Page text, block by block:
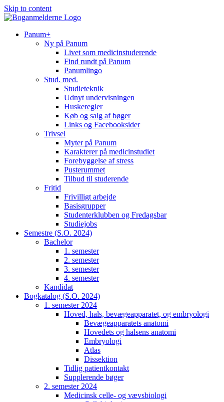
Skip to content
Panum+
Ny på Panum
Livet som medicinstuderende
Find rundt på Panum
Panumlingo
Stud. med.
Studieteknik
Udnyt undervisningen
Huskeregler
Køb og salg af bøger
Links og Facebooksider
Trivsel
Myter på Panum
Karakterer på medicinstudiet
Forebyggelse af stress
Pusterummet
Tilbud til studerende
Fritid
Frivilligt arbejde
Basisgrupper
Studenterklubben og Fredagsbar
Studiejobs
Semestre (S.O. 2024)
Bachelor
1. semester
2. semester
3. semester
4. semester
Kandidat
Bogkatalog (S.O. 2024)
1. semester 2024
Hoved, hals, bevægeapparatet, og embryologi
Bevægeapparatets anatomi
Hovedets og halsens anatomi
Embryologi
Atlas
Dissektion
Tidlig patientkontakt
Supplerende bøger
2. semester 2024
Medicinsk celle- og vævsbiologi